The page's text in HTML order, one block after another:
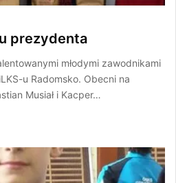
prezydenta
młodymi zawodnikami
u Radomsko. Obecni na
Musiał i Kacper…